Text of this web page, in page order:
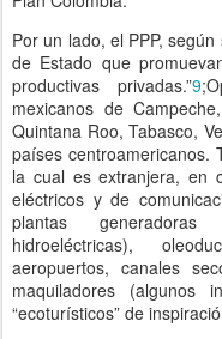
Por un lado, el PPP,
de Estado que
productivas privadas.”9
mexicanos de
Quintana Roo, Tabasco,
países centroamericanos.
la cual es extranjera, en
eléctricos y de
plantas generadoras
hidroeléctricas),
aeropuertos, canales
maquiladores (algunos
“ecoturísticos” de